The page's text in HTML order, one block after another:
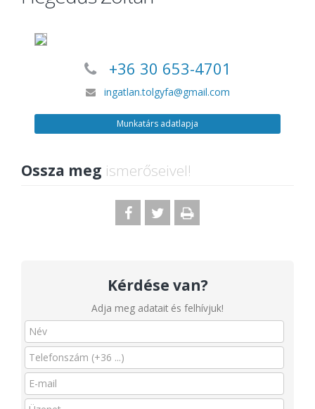
+36 30 653-4701
ingatlan.tolgyfa@gmail.com
Munkatárs adatlapja
Ossza meg ismerőseivel!
Kérdése van?
Adja meg adatait és felhívjuk!